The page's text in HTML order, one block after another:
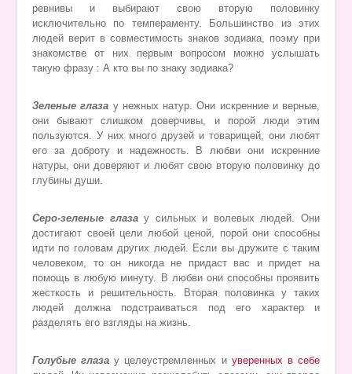
ревнивы и выбирают свою вторую половинку
исключительно по темпераменту. Большинство из этих
людей верит в совместимость знаков зодиака, поэму при
знакомстве от них первым вопросом можно услышать
такую фразу : А кто вы по знаку зодиака?
Зеленые глаза у нежных натур. Они искренние и верные,
они бывают слишком доверчивы, и порой люди этим
пользуются. У них много друзей и товарищей, они любят
его за доброту и надежность. В любви они искренние
натуры, они доверяют и любят свою вторую половинку до
глубины души.
Серо-зеленые глазау сильных и волевых людей. Они
достигают своей цели любой ценой, порой они способны
идти по головам других людей. Если вы дружите с таким
человеком, то он никогда не придаст вас и придет на
помощь в любую минуту. В любви они способны проявить
жесткость и решительность. Вторая половинка у таких
людей должна подстраиваться под его характер и
разделять его взгляды на жизнь.
Голубые глаза у целеустремленных и уверенных в себе